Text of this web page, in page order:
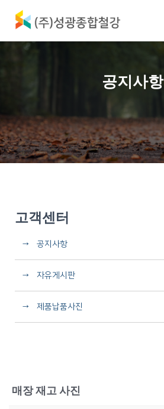
공지사항
고객센터
→ 공지사항
→ 자유게시판
→ 제품납품사진
매장 재고 사진